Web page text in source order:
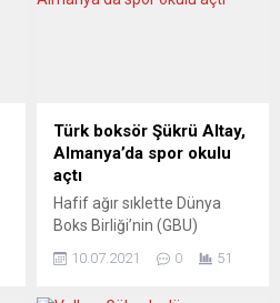
AP’nin bulunduğu
yırtmasıyla bilinen Lagos’un
suç örgütü yönettiği için 13
yıl hapis cezasına
çarptırıldığı Yunanistan’a
iade edilmesini kararlaştırdı.
Brüksel savcılığı, eski Altın
Şafak...
Türk boksör Şükrü Altay,
Almanya’da spor okulu
açtı
Hafif ağır sıklette Dünya
Boks Birliği’nin (GBU)
şampiyonluğu kemerlerini
10.07.2021 0 51